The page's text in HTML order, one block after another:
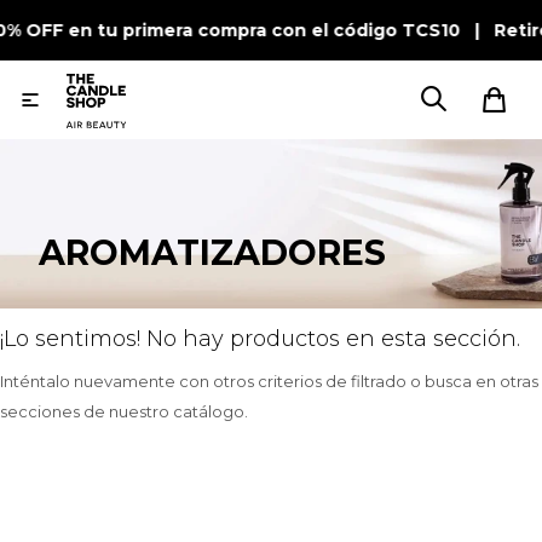
OFF en tu primera compra con el código TCS10 |

AROMATIZADORES
¡Lo sentimos! No hay productos en esta sección.
Inténtalo nuevamente con otros criterios de filtrado o busca en otras
secciones de nuestro catálogo.